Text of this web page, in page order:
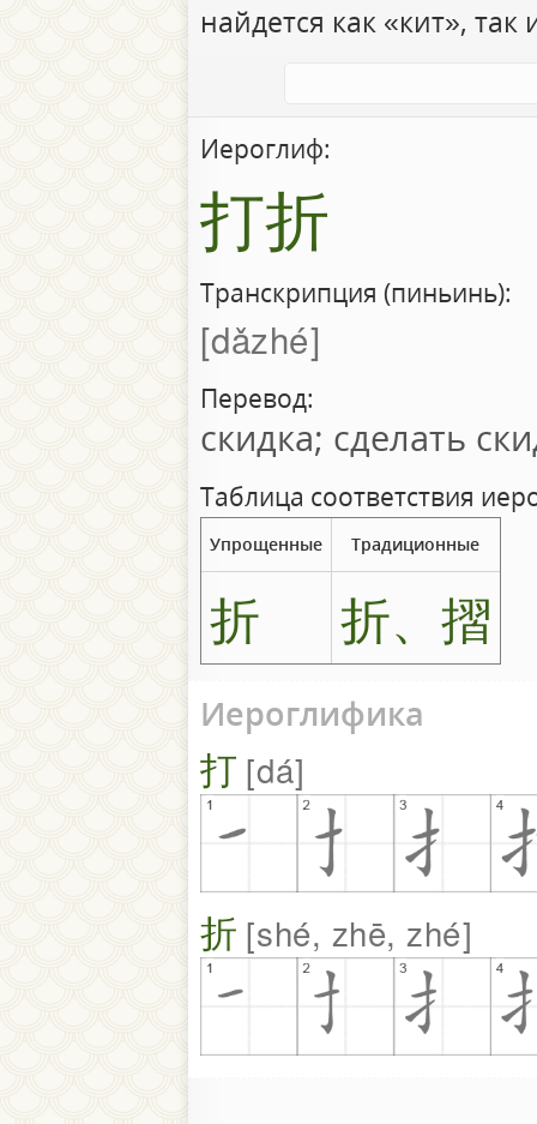
найдется как «кит», так
Иероглиф:
打折
Транскрипция (пиньинь):
dǎzhé
Перевод:
скидка; сделать
Таблица соответствия
Упрощенные Традиционные
折 折、摺
Иероглифика
打 dá
折 shé, zhē, zhé